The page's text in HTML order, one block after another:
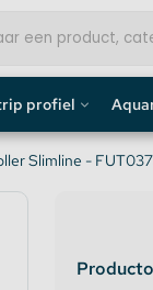
profiel
Slimline -